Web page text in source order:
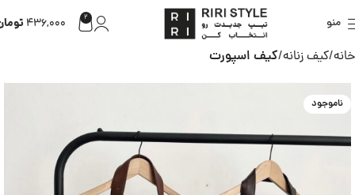
منو 2
436,000
خانه کیف زنانه کیف اسپورت
ناموجود